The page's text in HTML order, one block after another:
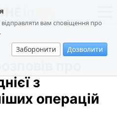
вам сповіщення про
Заборонити Дозволити
суспільство
події
кримінал
про
з
операцій